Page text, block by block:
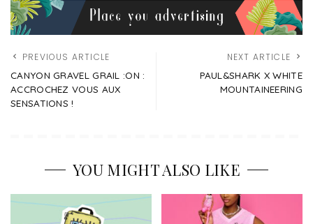
PREVIOUS ARTICLE
CANYON GRAVEL GRAIL :ON :
ACCROCHEZ VOUS AUX
SENSATIONS !
NEXT ARTICLE
PAUL&SHARK X WHITE
MOUNTAINEERING
YOU MIGHT ALSO LIKE